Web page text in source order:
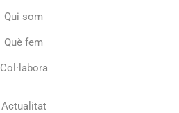
Qui som
Què fem
Col·labora
Actualitat